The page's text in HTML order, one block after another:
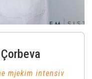
mjekim intensiv